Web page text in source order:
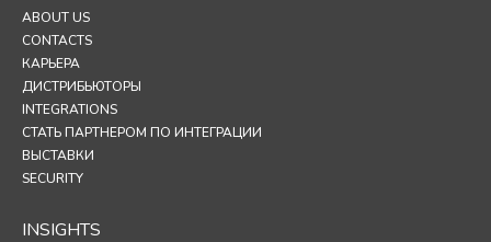
ABOUT US
CONTACTS
КАРЬЕРА
ДИСТРИБЬЮТОРЫ
INTEGRATIONS
СТАТЬ ПАРТНЕРОМ ПО ИНТЕГРАЦИИ
ВЫСТАВКИ
SECURITY
INSIGHTS